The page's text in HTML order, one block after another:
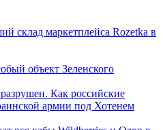
склад маркетплейса Rozetka в
объект Зеленского
Как российские
армии под Хотенем